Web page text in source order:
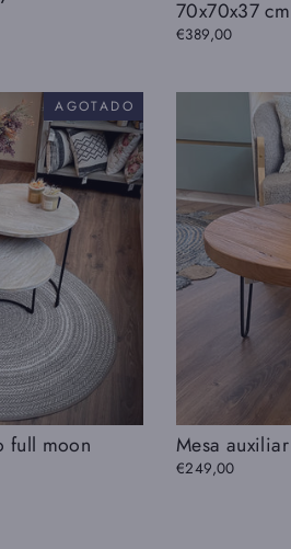
70x70x37 cm
€389,00
AGOTADO
full moon Mesa
€249,00